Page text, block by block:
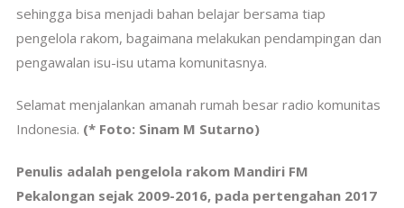
sehingga bisa menjadi bahan belajar bersama tiap
pengelola rakom, bagaimana melakukan pendampingan dan
pengawalan isu-isu utama komunitasnya.
Selamat menjalankan amanah rumah besar radio komunitas
Indonesia. (* Foto: Sinam M Sutarno)
Penulis adalah pengelola rakom Mandiri FM
Pekalongan sejak 2009-2016, pada pertengahan 2017